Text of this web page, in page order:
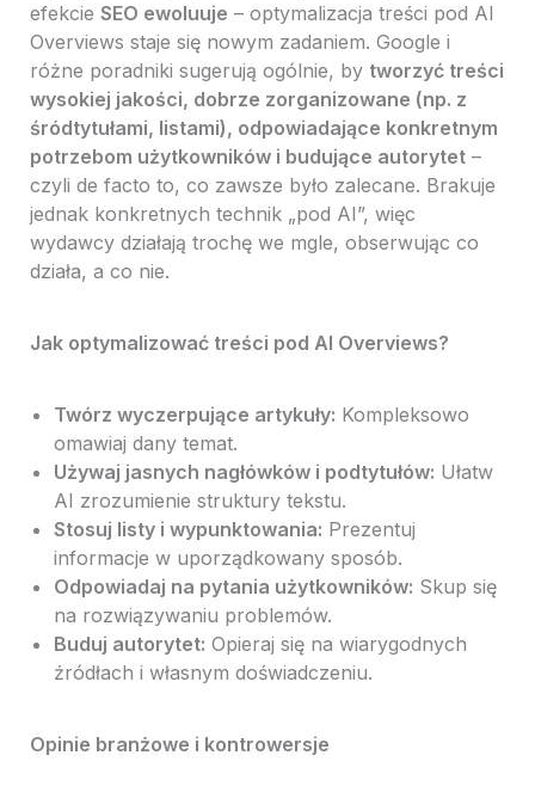
efekcie SEO ewoluuje – optymalizacja treści pod AI
Overviews staje się nowym zadaniem. Google i
różne poradniki sugerują ogólnie, by tworzyć treści
wysokiej jakości, dobrze zorganizowane (np. z
śródtytułami, listami), odpowiadające konkretnym
potrzebom użytkowników i budujące autorytet–
czyli de facto to, co zawsze było zalecane. Brakuje
jednak konkretnych technik „pod AI”, więc
wydawcy działają trochę we mgle, obserwując co
działa, a co nie.
Jak optymalizować treści pod AI Overviews?
Twórz wyczerpujące artykuły: Kompleksowo
omawiaj dany temat.
Używaj jasnych nagłówków i podtytułów: Ułatw
AI zrozumienie struktury tekstu.
Stosuj listy i wypunktowania: Prezentuj
informacje w uporządkowany sposób.
Odpowiadaj na pytania użytkowników: Skup się
na rozwiązywaniu problemów.
Buduj autorytet: Opieraj się na wiarygodnych
źródłach i własnym doświadczeniu.
Opinie branżowe i kontrowersje